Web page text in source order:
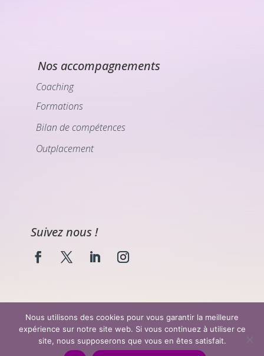
Nos accompagnements
Coaching
Formations
Bilan de compétences
Outplacement
Suivez nous !
©2023 OzéA Développement Humain |Mentions
légales|Politique de confidentialité| Réalisation
Nous utilisons des cookies pour vous garantir la meilleure
expérience sur notre site web. Si vous continuez à utiliser ce
site, nous supposerons que vous en êtes satisfait.